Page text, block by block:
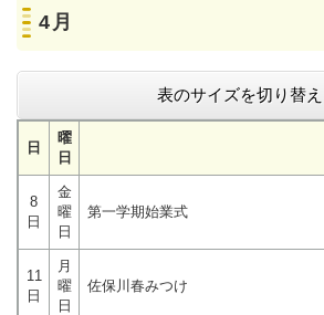
4月
表のサイズを切り替え
日
曜
日
8
日
金
曜
日
第一学期始業式
11
日
月
曜
日
佐保川春みつけ